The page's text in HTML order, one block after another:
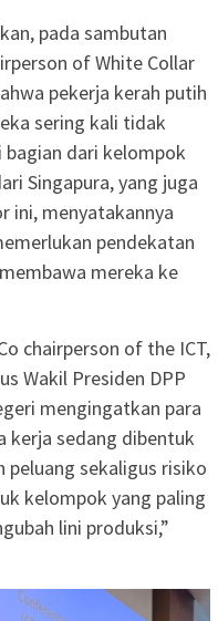
pada sambutan
of White Collar
pekerja kerah putih
sering kali tidak
dari kelompok
Singapura, yang juga
ini, menyatakannya
pendekatan
mereka ke
chairperson of the ICT,
Wakil Presiden DPP
mengingatkan para
kerja sedang dibentuk
peluang sekaligus risiko
kelompok yang paling
lini produksi,”